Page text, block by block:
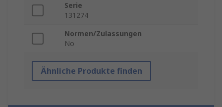
Serie
131274
Normen/Zulassungen
No
Ähnliche Produkte finden